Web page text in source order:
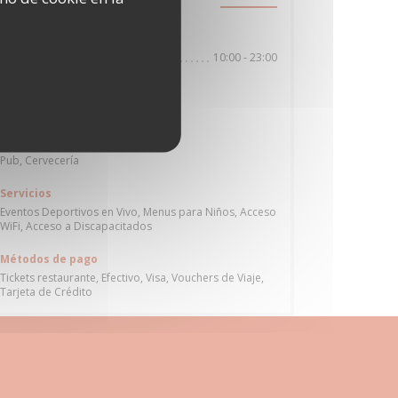
62231 COQUELLES
10:00 - 23:00
Pub, Cervecería
Servicios
Eventos Deportivos en Vivo, Menus para Niños, Acceso
WiFi, Acceso a Discapacitados
Métodos de pago
Tickets restaurante, Efectivo, Visa, Vouchers de Viaje,
Tarjeta de Crédito